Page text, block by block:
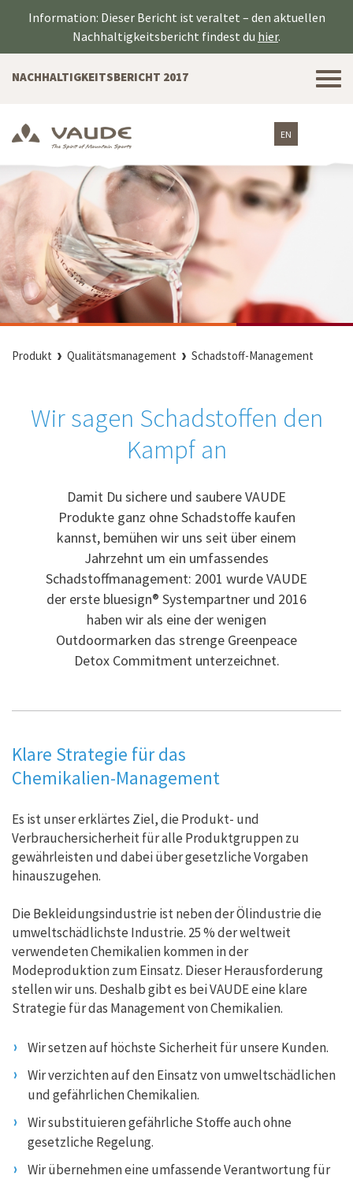
Information: Dieser Bericht ist veraltet – den aktuellen
Nachhaltigkeitsbericht findest du hier.
EN
NACHHALTIGKEITSBERICHT 2017
Produkt Qualitätsmanagement Schadstoff-Management
Wir sagen Schadstoffen den
Kampf an
Damit Du sichere und saubere VAUDE
Produkte ganz ohne Schadstoffe kaufen
kannst, bemühen wir uns seit über einem
Jahrzehnt um ein umfassendes
Schadstoffmanagement: 2001 wurde VAUDE
der erste bluesign® Systempartner und 2016
haben wir als eine der wenigen
Outdoormarken das strenge Greenpeace
Detox Commitment unterzeichnet.
Klare Strategie für das
Chemikalien-Management
Es ist unser erklärtes Ziel, die Produkt- und
Verbrauchersicherheit für alle Produktgruppen zu
gewährleisten und dabei über gesetzliche Vorgaben
hinauszugehen.
Die Bekleidungsindustrie ist neben der Ölindustrie die
umweltschädlichste Industrie. 25 % der weltweit
verwendeten Chemikalien kommen in der
Modeproduktion zum Einsatz. Dieser Herausforderung
stellen wir uns. Deshalb gibt es bei VAUDE eine klare
Strategie für das Management von Chemikalien.
Wir setzen auf höchste Sicherheit für unsere Kunden.
Wir verzichten auf den Einsatz von umweltschädlichen
und gefährlichen Chemikalien.
Wir substituieren gefährliche Stoffe auch ohne
gesetzliche Regelung.
Wir übernehmen eine umfassende Verantwortung für